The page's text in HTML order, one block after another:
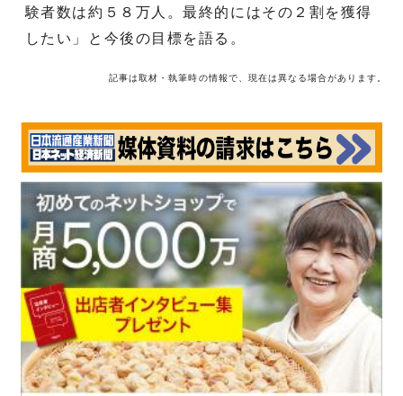
験者数は約５８万人。最終的にはその２割を獲得
したい」と今後の目標を語る。
記事は取材・執筆時の情報で、現在は異なる場合があります。